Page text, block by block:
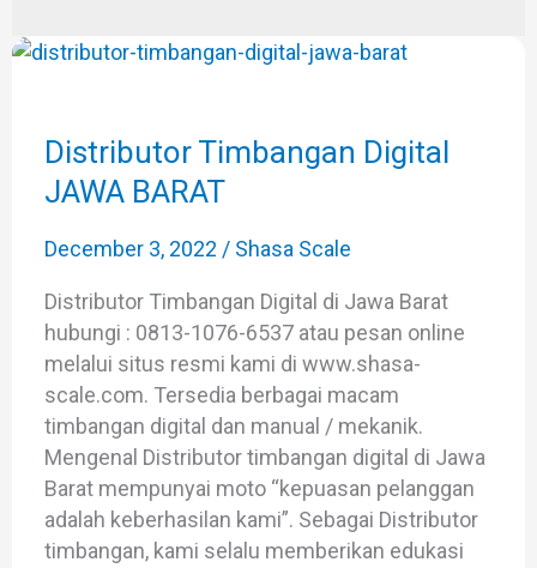
Distributor Timbangan Digital
JAWA BARAT
December 3, 2022 / Shasa Scale
Distributor Timbangan Digital di Jawa Barat
hubungi : 0813-1076-6537 atau pesan online
melalui situs resmi kami di www.shasa-
scale.com. Tersedia berbagai macam
timbangan digital dan manual / mekanik.
Mengenal Distributor timbangan digital di Jawa
Barat mempunyai moto “kepuasan pelanggan
adalah keberhasilan kami”. Sebagai Distributor
timbangan, kami selalu memberikan edukasi
Distributor
JAWA
BARAT